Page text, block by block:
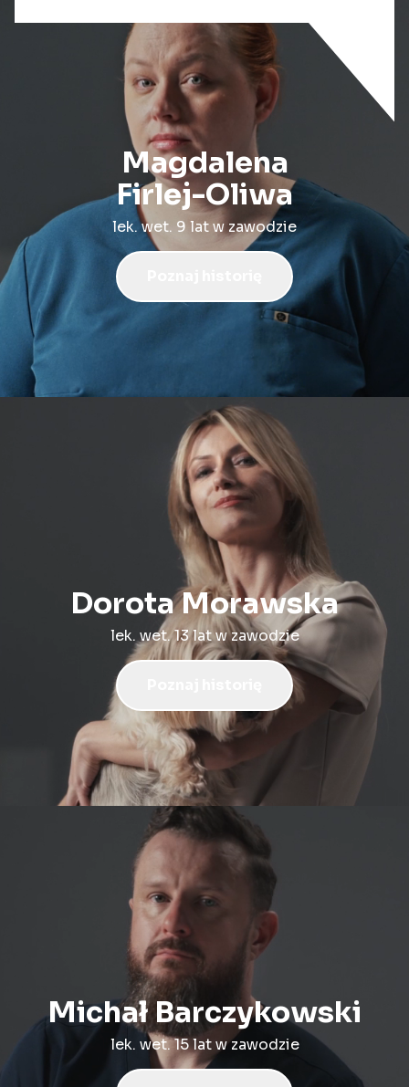
Magdalena
Firlej-Oliwa
lek. wet. 9 lat w zawodzie
Dorota Morawska
lek. wet. 13 lat w zawodzie
Michał Barczykowski
lek. wet. 15 lat w zawodzie